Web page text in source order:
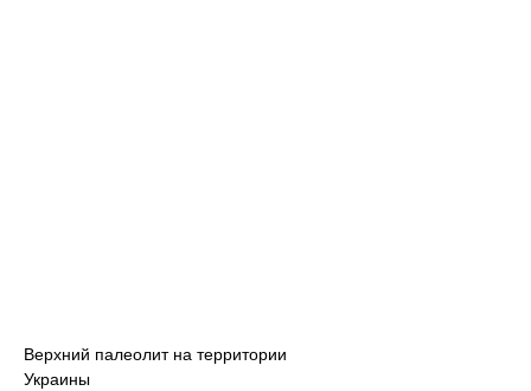
Верхний палеолит на территории
Украины